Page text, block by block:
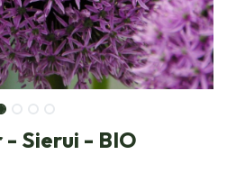
Sierui - BIO